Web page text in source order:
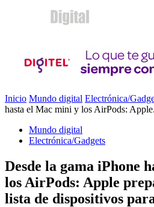
Inicio Mundo digital Electrónica/
hasta el Mac mini y los AirPods:
Mundo digital
Electrónica/Gadgets
Desde la gama iPhone
los AirPods: Apple
lista de dispositivos